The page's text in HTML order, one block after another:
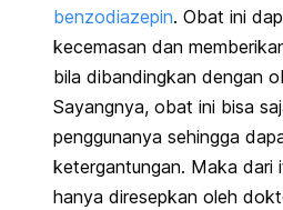
benzodiazepin. Obat ini
kecemasan dan
bila dibandingkan dengan
Sayangnya, obat ini bisa
penggunanya sehingga
ketergantungan. Maka dari
hanya diresepkan oleh